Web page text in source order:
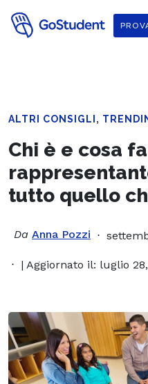
ALTRI CONSIGLI ,
Chi è e cosa
tutto quello
Da Anna Pozzi
| Aggiornato il: luglio